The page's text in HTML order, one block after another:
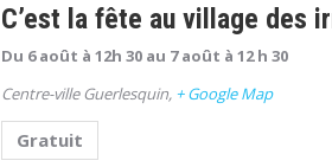
C’est la fête au village des
Du 6 août à 12h 30 au 7 août à 12 h 30
Centre-villeGuerlesquin, + Google Map
Gratuit